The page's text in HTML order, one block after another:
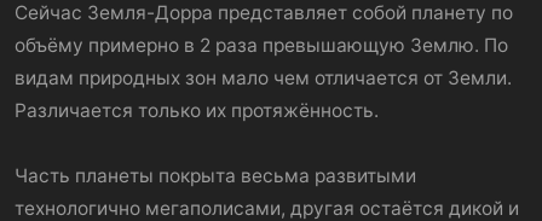
Сейчас Земля-Дорра представляет собой планету по
объёму примерно в 2 раза превышающую Землю. По
видам природных зон мало чем отличается от Земли.
Различается только их протяжённость.
Часть планеты покрыта весьма развитыми
технологично мегаполисами, другая остаётся дикой и